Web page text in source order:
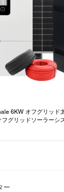
6KW オフグリッド
グリッドソーラーシ
ー